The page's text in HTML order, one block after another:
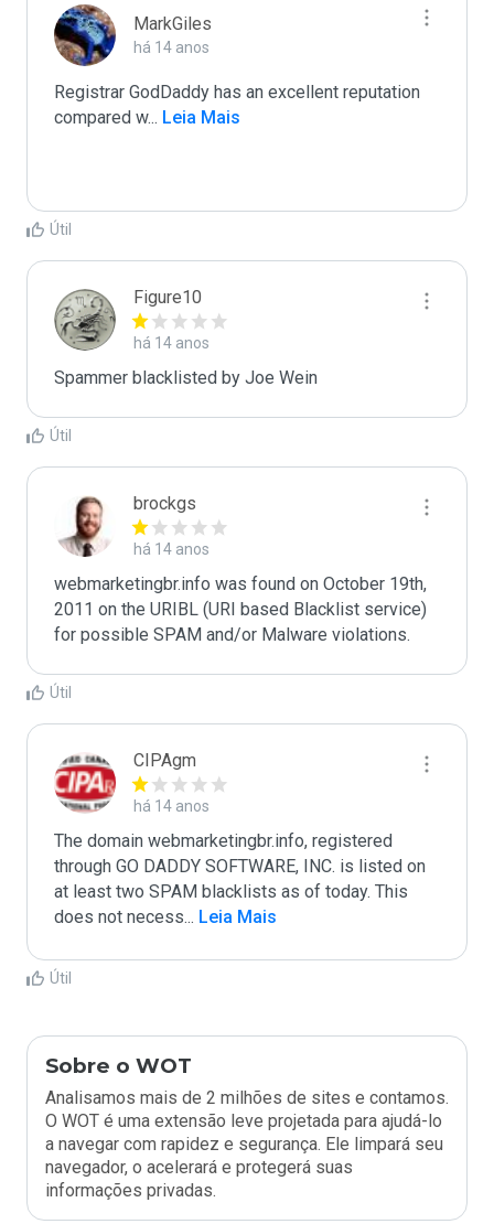
MarkGiles
há 14 anos
Registrar GodDaddy has an excellent reputation
compared w... Leia Mais
Útil
Figure10
há 14 anos
Spammer blacklisted by Joe Wein
Útil
brockgs
há 14 anos
webmarketingbr.info was found on October 19th,
2011 on the URIBL (URI based Blacklist service)
Útil
CIPAgm
há 14 anos
The domain webmarketingbr.info, registered
through GO DADDY SOFTWARE, INC. is listed on
at least two SPAM blacklists as of today. This
does not necess... Leia Mais
Útil
Sobre o WOT
Analisamos mais de 2 milhões de sites e contamos.
O WOT é uma extensão leve projetada para ajudá-lo
a navegar com rapidez e segurança. Ele limpará seu
navegador, o acelerará e protegerá suas
informações privadas.